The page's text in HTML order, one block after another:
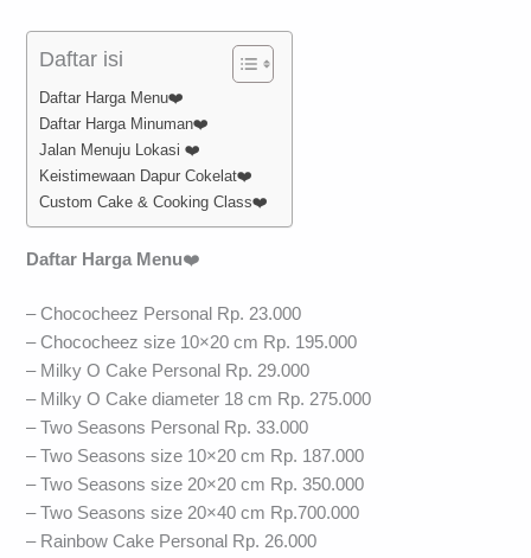
Daftar isi
Daftar Harga Menu❤️
Daftar Harga Minuman❤️
Jalan Menuju Lokasi ❤️
Keistimewaan Dapur Cokelat❤️
Custom Cake & Cooking Class❤️
Daftar Harga Menu❤️
– Chococheez Personal Rp. 23.000
– Chococheez size 10×20 cm Rp. 195.000
– Milky O Cake Personal Rp. 29.000
– Milky O Cake diameter 18 cm Rp. 275.000
– Two Seasons Personal Rp. 33.000
– Two Seasons size 10×20 cm Rp. 187.000
– Two Seasons size 20×20 cm Rp. 350.000
– Two Seasons size 20×40 cm Rp.700.000
– Rainbow Cake Personal Rp. 26.000